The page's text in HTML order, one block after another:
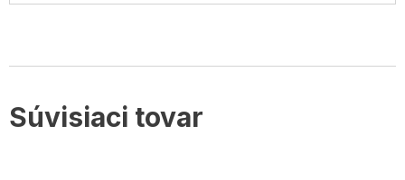
Súvisiaci tovar